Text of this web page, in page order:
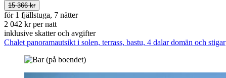
15 366 kr
för 1 fjällstuga, 7 nätter
2 042 kr per natt
inklusive skatter och avgifter
Chalet panoramautsikt i solen, terrass, bastu, 4 dalar domän och stigar